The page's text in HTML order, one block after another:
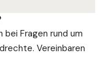
Fragen rund um
Vereinbaren